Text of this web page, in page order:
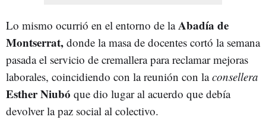
Lo mismo ocurrió en el entorno de laAbadía de
Montserrat, donde la masa de docentes cortó la semana
pasada el servicio de cremallera para reclamar mejoras
laborales, coincidiendo con la reunión con laconsellera
Esther Niubó que dio lugar al acuerdo que debía
devolver la paz social al colectivo.